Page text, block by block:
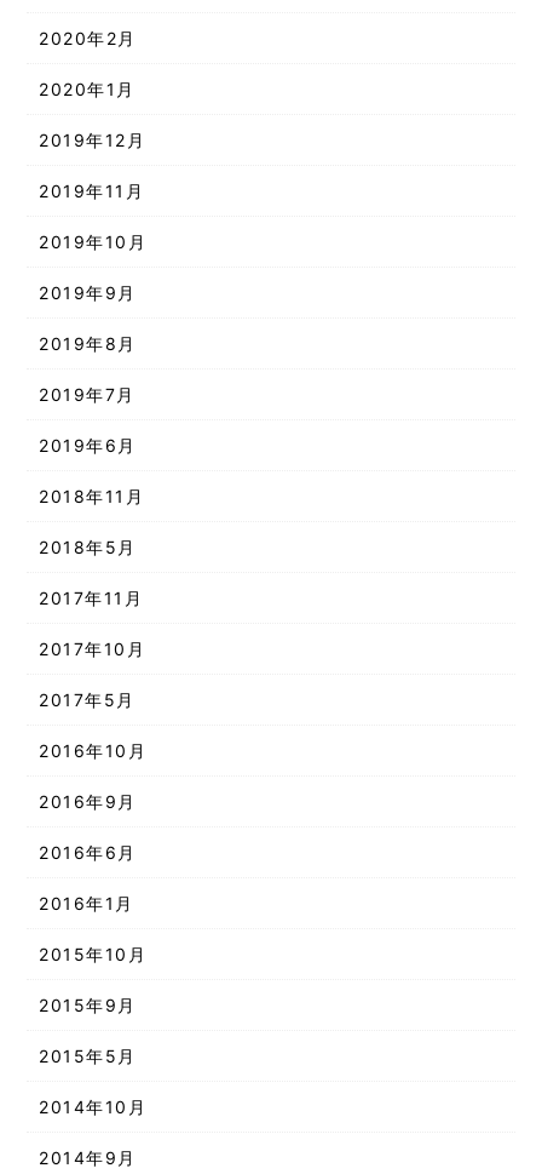
2020年2月
2020年1月
2019年12月
2019年11月
2019年10月
2019年9月
2019年8月
2019年7月
2019年6月
2018年11月
2018年5月
2017年11月
2017年10月
2017年5月
2016年10月
2016年9月
2016年6月
2016年1月
2015年10月
2015年9月
2015年5月
2014年10月
2014年9月